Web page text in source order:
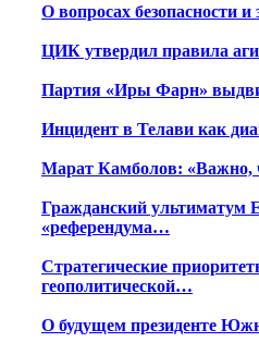
О вопросах безопасности
ЦИК утвердил правила
Партия «Иры Фарн»
Инцидент в Телави как
Марат Камболов:
Гражданский ультиматум
«референдума…
Стратегические
геополитической…
О будущем президенте